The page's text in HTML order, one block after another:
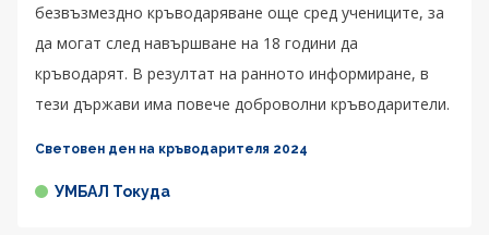
безвъзмездно кръводаряване още сред учениците, за
да могат след навършване на 18 години да
кръводарят. В резултат на ранното информиране, в
тези държави има повече доброволни кръводарители.
Световен ден на кръводарителя 2024
УМБАЛ Токуда